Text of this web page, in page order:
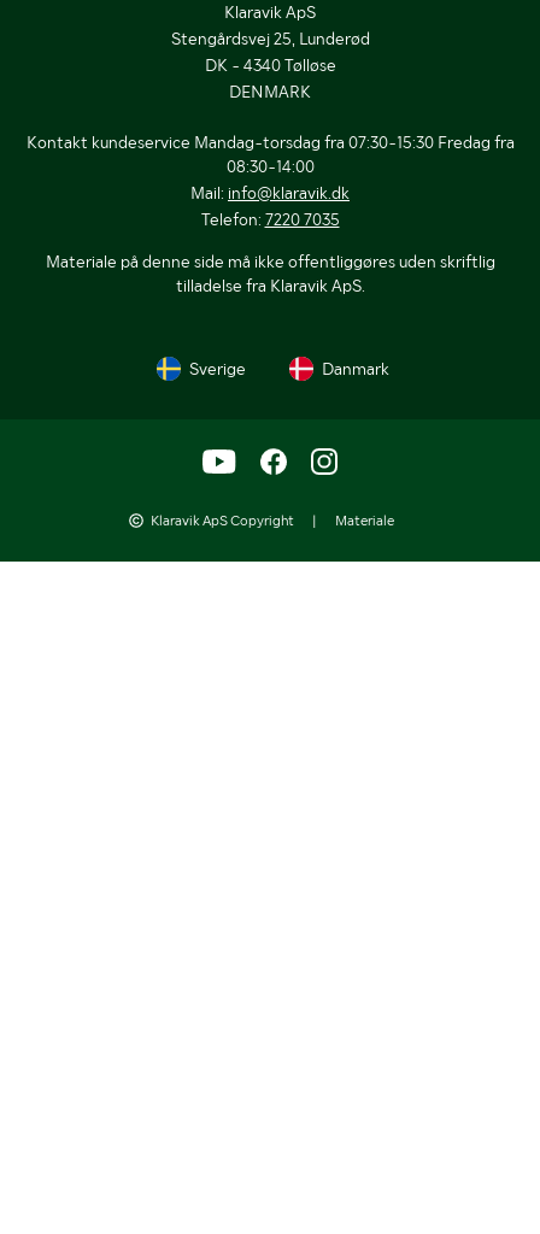
Klaravik ApS
Stengårdsvej 25, Lunderød
DK - 4340 Tølløse
DENMARK
Kontakt kundeservice Mandag-torsdag fra 07:30-15:30 Fredag fra
08:30-14:00
Mail: info@klaravik.dk
Telefon: 7220 7035
Materiale på denne side må ikke offentliggøres uden skriftlig
tilladelse fra Klaravik ApS.
Sverige Danmark
Klaravik ApS Copyright | Materiale